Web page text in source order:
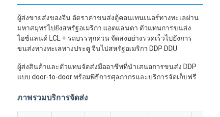
ผู้ส่งขายส่งของจีน อัตราค่าขนส่งตู้คอนเทนเนอร์ทางทะเลผ่าน
มหาสมุทรไปยังสหรัฐอเมริกา แอตแลนตา ตัวแทนการขนส่ง
ไอซ์แลนด์ LCL + รถบรรทุกด่วน จัดส่งอย่างรวดเร็วไปยังการ
ขนส่งทางทะเลทางประตู จีนไปสหรัฐอเมริกา DDP DDU
ผู้ส่งสินค้าและตัวแทนจัดส่งมืออาชีพที่นำเสนอการขนส่ง DDP
แบบ door-to-door พร้อมพิธีการศุลกากรและบริการจัดเก็บฟรี
ภาพรวมบริการจัดส่ง